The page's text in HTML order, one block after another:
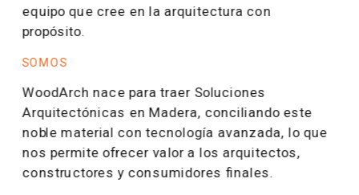
equipo que cree en la arquitectura con
propósito.
SOMOS
WoodArch nace para traer Soluciones
Arquitectónicas en Madera, conciliando este
noble material con tecnología avanzada, lo que
nos permite ofrecer valor a los arquitectos,
constructores y consumidores finales.